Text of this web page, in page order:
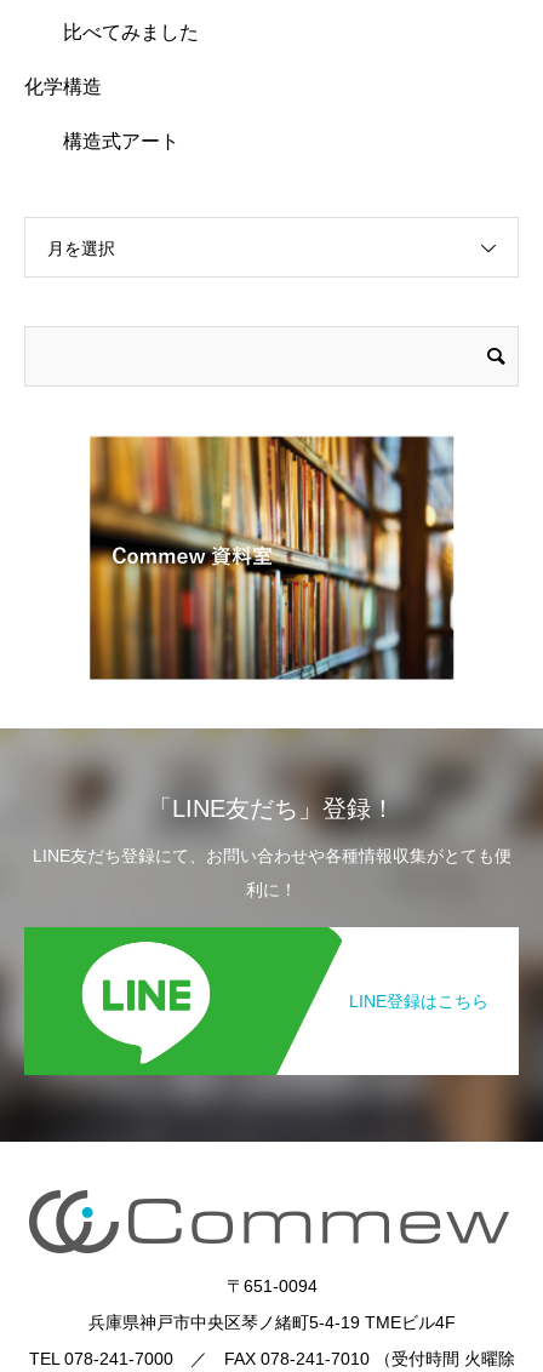
比べてみました
化学構造
構造式アート
月を選択
「LINE友だち」登録！
LINE友だち登録にて、お問い合わせや各種情報収集がとても便
利に！
LINE登録はこちら
〒651-0094
兵庫県神戸市中央区琴ノ緒町5-4-19 TMEビル4F
TEL 078-241-7000 ／ FAX 078-241-7010 （受付時間 火曜除